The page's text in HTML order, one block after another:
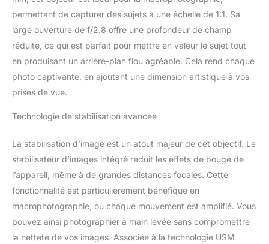
permettant de capturer des sujets à une échelle de 1:1. Sa
large ouverture de f/2.8 offre une profondeur de champ
réduite, ce qui est parfait pour mettre en valeur le sujet tout
en produisant un arrière-plan flou agréable. Cela rend chaque
photo captivante, en ajoutant une dimension artistique à vos
prises de vue.
Technologie de stabilisation avancée
La stabilisation d’image est un atout majeur de cet objectif. Le
stabilisateur d’images intégré réduit les effets de bougé de
l’appareil, même à de grandes distances focales. Cette
fonctionnalité est particulièrement bénéfique en
macrophotographie, où chaque mouvement est amplifié. Vous
pouvez ainsi photographier à main levée sans compromettre
la netteté de vos images. Associée à la technologie USM